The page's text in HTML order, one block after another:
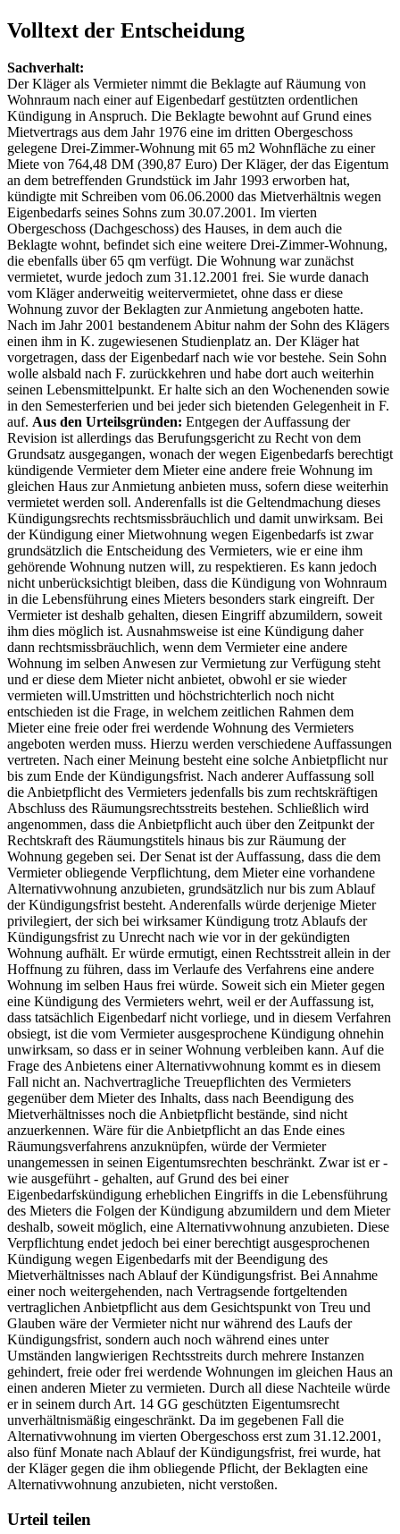
Volltext der Entscheidung
Sachverhalt:
Der Kläger als Vermieter nimmt die Beklagte auf Räumung von
Wohnraum nach einer auf Eigenbedarf gestützten ordentlichen
Kündigung in Anspruch. Die Beklagte bewohnt auf Grund eines
Mietvertrags aus dem Jahr 1976 eine im dritten Obergeschoss
gelegene Drei-Zimmer-Wohnung mit 65 m2 Wohnfläche zu einer
Miete von 764,48 DM (390,87 Euro) Der Kläger, der das Eigentum
an dem betreffenden Grundstück im Jahr 1993 erworben hat,
kündigte mit Schreiben vom 06.06.2000 das Mietverhältnis wegen
Eigenbedarfs seines Sohns zum 30.07.2001. Im vierten
Obergeschoss (Dachgeschoss) des Hauses, in dem auch die
Beklagte wohnt, befindet sich eine weitere Drei-Zimmer-Wohnung,
die ebenfalls über 65 qm verfügt. Die Wohnung war zunächst
vermietet, wurde jedoch zum 31.12.2001 frei. Sie wurde danach
vom Kläger anderweitig weitervermietet, ohne dass er diese
Wohnung zuvor der Beklagten zur Anmietung angeboten hatte.
Nach im Jahr 2001 bestandenem Abitur nahm der Sohn des Klägers
einen ihm in K. zugewiesenen Studienplatz an. Der Kläger hat
vorgetragen, dass der Eigenbedarf nach wie vor bestehe. Sein Sohn
wolle alsbald nach F. zurückkehren und habe dort auch weiterhin
seinen Lebensmittelpunkt. Er halte sich an den Wochenenden sowie
in den Semesterferien und bei jeder sich bietenden Gelegenheit in F.
auf. Aus den Urteilsgründen: Entgegen der Auffassung der
Revision ist allerdings das Berufungsgericht zu Recht von dem
Grundsatz ausgegangen, wonach der wegen Eigenbedarfs berechtigt
kündigende Vermieter dem Mieter eine andere freie Wohnung im
gleichen Haus zur Anmietung anbieten muss, sofern diese weiterhin
vermietet werden soll. Anderenfalls ist die Geltendmachung dieses
Kündigungsrechts rechtsmissbräuchlich und damit unwirksam. Bei
der Kündigung einer Mietwohnung wegen Eigenbedarfs ist zwar
grundsätzlich die Entscheidung des Vermieters, wie er eine ihm
gehörende Wohnung nutzen will, zu respektieren. Es kann jedoch
nicht unberücksichtigt bleiben, dass die Kündigung von Wohnraum
in die Lebensführung eines Mieters besonders stark eingreift. Der
Vermieter ist deshalb gehalten, diesen Eingriff abzumildern, soweit
ihm dies möglich ist. Ausnahmsweise ist eine Kündigung daher
dann rechtsmissbräuchlich, wenn dem Vermieter eine andere
Wohnung im selben Anwesen zur Vermietung zur Verfügung steht
und er diese dem Mieter nicht anbietet, obwohl er sie wieder
vermieten will.Umstritten und höchstrichterlich noch nicht
entschieden ist die Frage, in welchem zeitlichen Rahmen dem
Mieter eine freie oder frei werdende Wohnung des Vermieters
angeboten werden muss. Hierzu werden verschiedene Auffassungen
vertreten. Nach einer Meinung besteht eine solche Anbietpflicht nur
bis zum Ende der Kündigungsfrist. Nach anderer Auffassung soll
die Anbietpflicht des Vermieters jedenfalls bis zum rechtskräftigen
Abschluss des Räumungsrechtsstreits bestehen. Schließlich wird
angenommen, dass die Anbietpflicht auch über den Zeitpunkt der
Rechtskraft des Räumungstitels hinaus bis zur Räumung der
Wohnung gegeben sei. Der Senat ist der Auffassung, dass die dem
Vermieter obliegende Verpflichtung, dem Mieter eine vorhandene
Alternativwohnung anzubieten, grundsätzlich nur bis zum Ablauf
der Kündigungsfrist besteht. Anderenfalls würde derjenige Mieter
privilegiert, der sich bei wirksamer Kündigung trotz Ablaufs der
Kündigungsfrist zu Unrecht nach wie vor in der gekündigten
Wohnung aufhält. Er würde ermutigt, einen Rechtsstreit allein in der
Hoffnung zu führen, dass im Verlaufe des Verfahrens eine andere
Wohnung im selben Haus frei würde. Soweit sich ein Mieter gegen
eine Kündigung des Vermieters wehrt, weil er der Auffassung ist,
dass tatsächlich Eigenbedarf nicht vorliege, und in diesem Verfahren
obsiegt, ist die vom Vermieter ausgesprochene Kündigung ohnehin
unwirksam, so dass er in seiner Wohnung verbleiben kann. Auf die
Frage des Anbietens einer Alternativwohnung kommt es in diesem
Fall nicht an. Nachvertragliche Treuepflichten des Vermieters
gegenüber dem Mieter des Inhalts, dass nach Beendigung des
Mietverhältnisses noch die Anbietpflicht bestände, sind nicht
anzuerkennen. Wäre für die Anbietpflicht an das Ende eines
Räumungsverfahrens anzuknüpfen, würde der Vermieter
unangemessen in seinen Eigentumsrechten beschränkt. Zwar ist er -
wie ausgeführt - gehalten, auf Grund des bei einer
Eigenbedarfskündigung erheblichen Eingriffs in die Lebensführung
des Mieters die Folgen der Kündigung abzumildern und dem Mieter
deshalb, soweit möglich, eine Alternativwohnung anzubieten. Diese
Verpflichtung endet jedoch bei einer berechtigt ausgesprochenen
Kündigung wegen Eigenbedarfs mit der Beendigung des
Mietverhältnisses nach Ablauf der Kündigungsfrist. Bei Annahme
einer noch weitergehenden, nach Vertragsende fortgeltenden
vertraglichen Anbietpflicht aus dem Gesichtspunkt von Treu und
Glauben wäre der Vermieter nicht nur während des Laufs der
Kündigungsfrist, sondern auch noch während eines unter
Umständen langwierigen Rechtsstreits durch mehrere Instanzen
gehindert, freie oder frei werdende Wohnungen im gleichen Haus an
einen anderen Mieter zu vermieten. Durch all diese Nachteile würde
er in seinem durch Art. 14 GG geschützten Eigentumsrecht
unverhältnismäßig eingeschränkt. Da im gegebenen Fall die
Alternativwohnung im vierten Obergeschoss erst zum 31.12.2001,
also fünf Monate nach Ablauf der Kündigungsfrist, frei wurde, hat
der Kläger gegen die ihm obliegende Pflicht, der Beklagten eine
Alternativwohnung anzubieten, nicht verstoßen.
Urteil teilen